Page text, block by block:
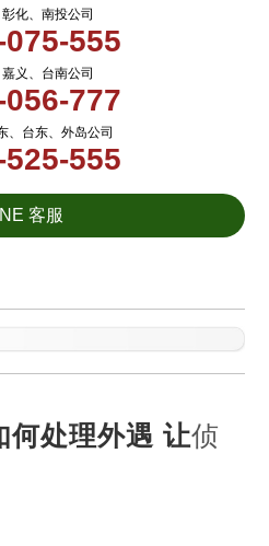
化、南投公司
555
义、台南公司
777
、台东、外岛公司
555
客服
何处理外遇 让侦